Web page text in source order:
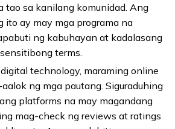
tao sa kanilang komunidad. Ang
ito ay may mga programa na
ng kabuhayan at kadalasang
terms.
technology, maraming online
ng mga pautang. Siguraduhing
platforms na may magandang
mag-check ng reviews at ratings